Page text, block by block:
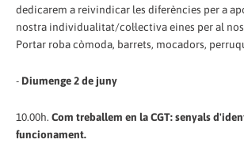
dedicarem a reivindicar les diferències per a
nostra individualitat/col·lectiva eines per al
Portar roba còmoda, barrets, mocadors,
- Diumenge 2 de juny
10.00h. Com treballem en la CGT: senyals
funcionament.